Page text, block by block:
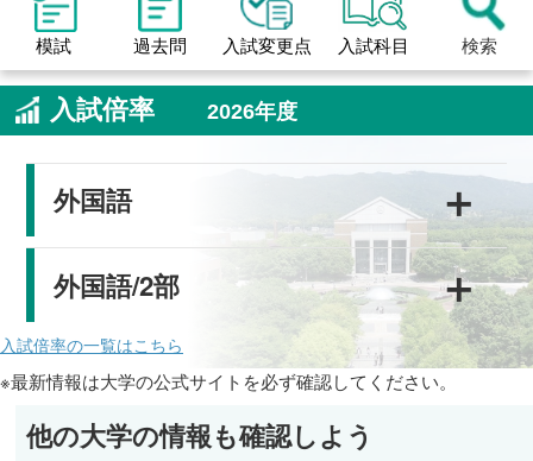
模試 過去問 入試変更点 入試科目 検索
入試倍率 2026年度
外国語 ＋
外国語/2部 ＋
入試倍率の一覧はこちら
※最新情報は大学の公式サイトを必ず確認してください。
他の大学の情報も確認しよう